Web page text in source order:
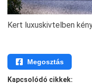
Kert luxuskivtelben
Megosztás
Kapcsolódó cikkek: